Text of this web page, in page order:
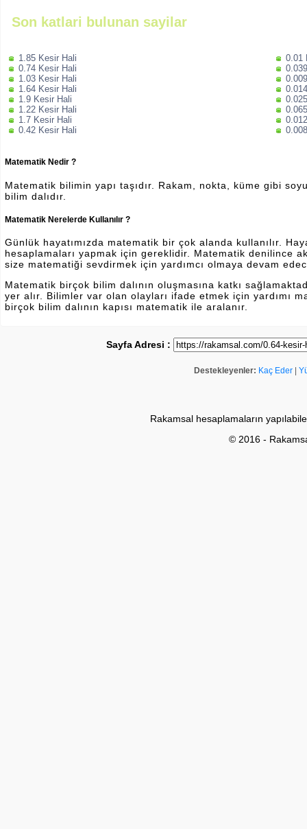
Son katlari bulunan sayilar
1.85 Kesir Hali
0.74 Kesir Hali
1.03 Kesir Hali
1.64 Kesir Hali
1.9 Kesir Hali
1.22 Kesir Hali
1.7 Kesir Hali
0.42 Kesir Hali
0.01
Matematik Nedir ?
Matematik bilimin yapı taşıdır. Rakam, nokta, küme gibi
bilim dalıdır.
Matematik Nerelerde Kullanılır ?
Günlük hayatımızda matematik bir çok alanda kullanılır.
hesaplamaları yapmak için gereklidir. Matematik denilince
size matematiği sevdirmek için yardımcı olmaya devam
Matematik birçok bilim dalının oluşmasına katkı
yer alır. Bilimler var olan olayları ifade etmek için yardımı
birçok bilim dalının kapısı matematik ile aralanır.
Sayfa Adresi :
Destekleyenler: Kaç Eder
Rakamsal hesaplamaların
© 2016 -